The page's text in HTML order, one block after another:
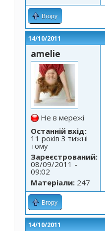
Вгору
14/10/2011
amelie
Не в мережі
Останній вхід:
11 років 3 тижні
тому
Зареєстрований:
08/09/2011 -
09:02
Матеріали: 247
Вгору
14/10/2011